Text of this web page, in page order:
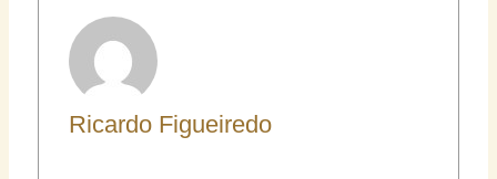
Ricardo Figueiredo